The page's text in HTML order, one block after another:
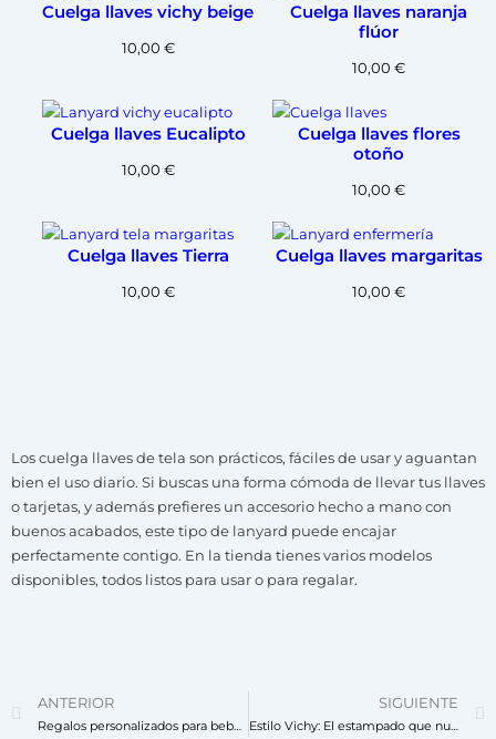
Cuelga llaves vichy beige
10,00 €
Cuelga llaves naranja
flúor
10,00€
Cuelga llaves Eucalipto
10,00 €
Cuelga llaves flores
otoño
10,00€
Cuelga llaves Tierra
10,00 €
Cuelga llaves margaritas
10,00€
Los cuelga llaves de tela son prácticos, fáciles de usar y aguantan
bien el uso diario. Si buscas una forma cómoda de llevar tus llaves
o tarjetas, y además prefieres un accesorio hecho a mano con
buenos acabados, este tipo de lanyard puede encajar
perfectamente contigo. En la tienda tienes varios modelos
disponibles, todos listos para usar o para regalar.
ANTERIOR
Regalos personalizados para bebés recién nacidos con precios para todos los bolsillos
SIGUIENTE
Estilo Vichy: El estampado que nunca pasa de moda